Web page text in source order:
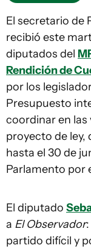
El secretario de
recibió este
diputados del
Rendición de
por los
Presupuesto
coordinar en las
proyecto de
hasta el 30 de
Parlamento por
El diputado
a El Observador
partido difícil y